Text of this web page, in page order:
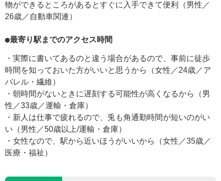
物ができるところがあるとすぐに入手できて便利（男性／
26歳／自動車関連）
●最寄り駅までのアクセス時間
・実際に書いてあるのと違う場合があるので、事前に徒歩
時間を知っておいた方がいいと思うから（女性／24歳／ア
パレル・繊維）
・朝時間がないときに遅刻する可能性が高くなるから（男
性／33歳／運輸・倉庫）
・新人は仕事で疲れるので、兎も角通勤時間が短いのがい
い（男性／50歳以上/運輸・倉庫）
・女性なので、駅から近いほうがいいから（女性／35歳／
医療・福祉）